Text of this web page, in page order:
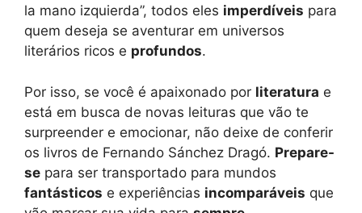
la mano izquierda”, todos eles imperdíveis para
quem deseja se aventurar em universos
literários ricos e profundos.
Por isso, se você é apaixonado por literatura e
está em busca de novas leituras que vão te
surpreender e emocionar, não deixe de conferir
os livros de Fernando Sánchez Dragó. Prepare-
se para ser transportado para mundos
fantásticos e experiências incomparáveis que